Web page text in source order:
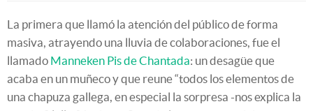
La primera que llamó la atención del público de forma
masiva, atrayendo una lluvia de colaboraciones, fue el
llamado Manneken Pis de Chantada: un desagüe que
acaba en un muñeco y que reune “todos los elementos de
una chapuza gallega, en especial la sorpresa -nos explica la